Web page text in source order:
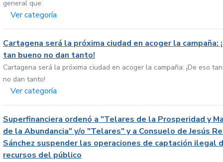
general que:
Ver categoría
Cartagena será la próxima ciudad en acoger la campaña:
tan bueno no dan tanto!
Cartagena será la próxima ciudad en acoger la campaña: ¡De eso
no dan tanto!
Ver categoría
Superfinanciera ordenó a "Telares de la Prosperidad y
de la Abundancia" y/o "Telares" y a Consuelo de Jesús
Sánchez suspender las operaciones de captación ilegal
recursos del público